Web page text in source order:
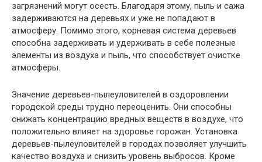
загрязнений могут осесть. Благодаря этому, пыль и сажа
задерживаются на деревьях и уже не попадают в
атмосферу. Помимо этого, корневая система деревьев
способна задерживать и удерживать в себе полезные
элементы из воздуха и пыль, что способствует очистке
атмосферы.
Значение деревьев-пылеуловителей в оздоровлении
городской среды трудно переоценить. Они способны
снижать концентрацию вредных веществ в воздухе, что
положительно влияет на здоровье горожан. Установка
деревьев-пылеуловителей в городах позволяет улучшить
качество воздуха и снизить уровень выбросов. Кроме